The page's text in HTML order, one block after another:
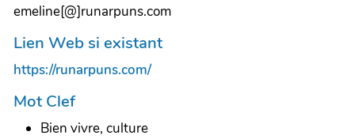
emeline[@]runarpuns.com
Lien Web si existant
https://runarpuns.com/
Mot Clef
Bien vivre, culture